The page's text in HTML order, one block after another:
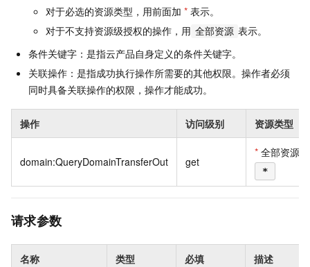
对于必选的资源类型，用前面加 * 表示。
对于不支持资源级授权的操作，用 全部资源 表示。
条件关键字：是指云产品自身定义的条件关键字。
关联操作：是指成功执行操作所需要的其他权限。操作者必须
同时具备关联操作的权限，操作才能成功。
操作 访问级别 资源类型
domain:QueryDomainTransferOut get
* 全部资源
*
请求参数
名称 类型 必填 描述